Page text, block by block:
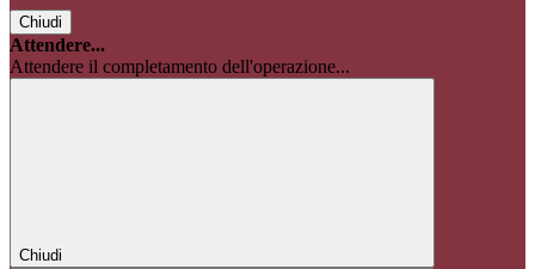
Chiudi
Attendere...
Attendere il completamento dell'operazione...
Chiudi